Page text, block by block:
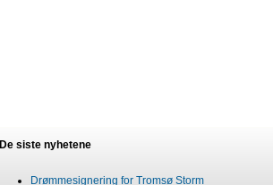
De siste nyhetene
Drømmesignering for Tromsø Storm